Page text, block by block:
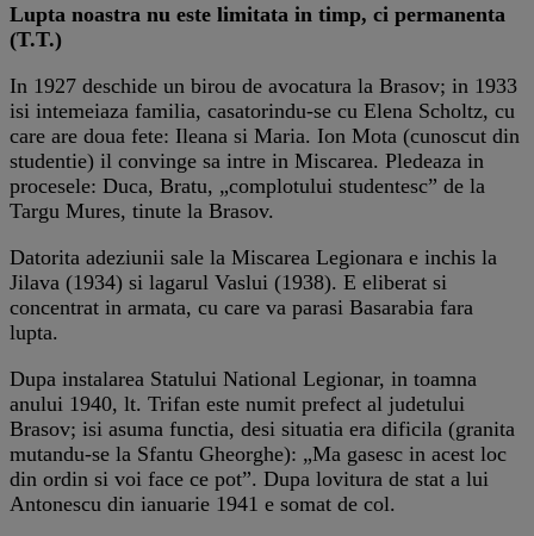
Lupta noastra nu este limitata in timp, ci permanenta
(T.T.)
In 1927 deschide un birou de avocatura la Brasov; in 1933
isi intemeiaza familia, casatorindu-se cu Elena Scholtz, cu
care are doua fete: Ileana si Maria. Ion Mota (cunoscut din
studentie) il convinge sa intre in Miscarea. Pledeaza in
procesele: Duca, Bratu, „complotului studentesc” de la
Targu Mures, tinute la Brasov.
Datorita adeziunii sale la Miscarea Legionara e inchis la
Jilava (1934) si lagarul Vaslui (1938). E eliberat si
concentrat in armata, cu care va parasi Basarabia fara
lupta.
Dupa instalarea Statului National Legionar, in toamna
anului 1940, lt. Trifan este numit prefect al judetului
Brasov; isi asuma functia, desi situatia era dificila (granita
mutandu-se la Sfantu Gheorghe): „Ma gasesc in acest loc
din ordin si voi face ce pot”. Dupa lovitura de stat a lui
Antonescu din ianuarie 1941 e somat de col.